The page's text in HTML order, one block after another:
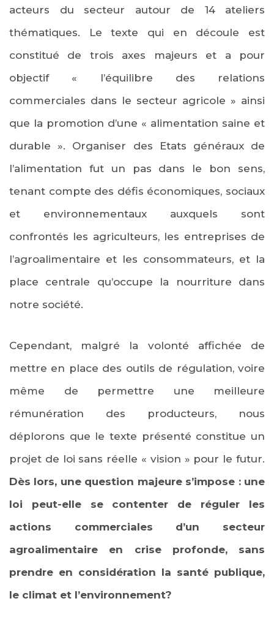
acteurs du secteur autour de 14 ateliers
thématiques. Le texte qui en découle est
constitué de trois axes majeurs et a pour
objectif « l’équilibre des relations
commerciales dans le secteur agricole » ainsi
que la promotion d’une « alimentation saine et
durable ». Organiser des Etats généraux de
l’alimentation fut un pas dans le bon sens,
tenant compte des défis économiques, sociaux
et environnementaux auxquels sont
confrontés les agriculteurs, les entreprises de
l’agroalimentaire et les consommateurs, et la
place centrale qu’occupe la nourriture dans
notre société.
Cependant, malgré la volonté affichée de
mettre en place des outils de régulation, voire
même de permettre une meilleure
rémunération des producteurs, nous
déplorons que le texte présenté constitue un
projet de loi sans réelle « vision » pour le futur.
Dès lors, une question majeure s’impose : une
loi peut-elle se contenter de réguler les
actions commerciales d’un secteur
agroalimentaire en crise profonde, sans
prendre en considération la santé publique,
le climat et l’environnement?